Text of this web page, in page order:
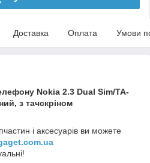
Доставка Оплата Умови
Nokia 2.3 Dual Sim/TA-
з тачскріном
і аксесуарів ви можете